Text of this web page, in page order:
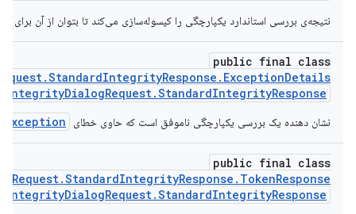
نتیجه‌ی بررسی استاندارد یکپارچگی را کپسوله‌سازی می‌کند تا بتوان از آن
public final class
نشان دهنده یک بررسی یکپارچگی ناموفق است که حاوی خطای
public final class